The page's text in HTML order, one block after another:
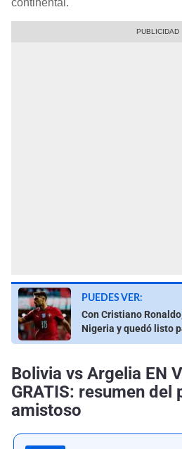
PUEDES VER:
Con Cristiano
Nigeria y quedó listo
Bolivia vs Argelia EN
GRATIS: resumen del
amistoso